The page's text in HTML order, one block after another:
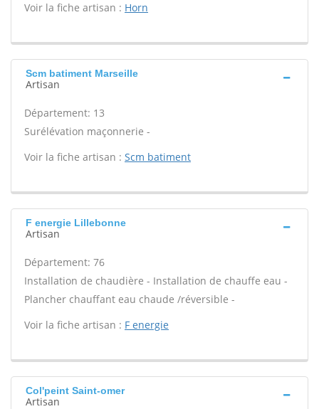
Voir la fiche artisan : Horn
Scm batiment Marseille
Artisan
Département: 13
Surélévation maçonnerie -
Voir la fiche artisan : Scm batiment
F energie Lillebonne
Artisan
Département: 76
Installation de chaudière - Installation de chauffe eau -
Plancher chauffant eau chaude /réversible -
Voir la fiche artisan : F energie
Col'peint Saint-omer
Artisan